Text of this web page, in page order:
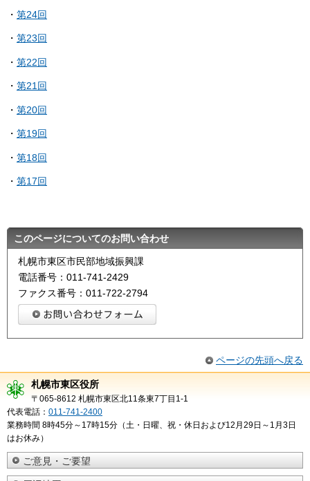
・ 第24回
・ 第23回
・ 第22回
・ 第21回
・ 第20回
・ 第19回
・ 第18回
・ 第17回
このページについてのお問い合わせ
札幌市東区市民部地域振興課
電話番号：011-741-2429
ファクス番号：011-722-2794
ページの先頭へ戻る
札幌市東区役所
〒065-8612 札幌市東区北11条東7丁目1-1
代表電話： 011-741-2400
業務時間 8時45分～17時15分（土・日曜、祝・休日および12月29日～1月3日
はお休み）
ご意見・ご要望